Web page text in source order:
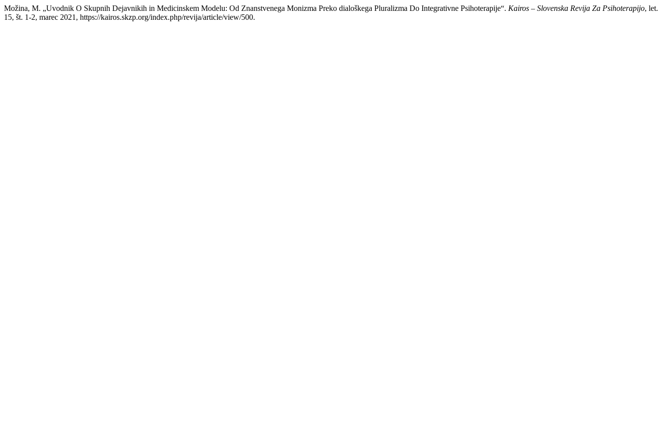
Možina, M. „Uvodnik O Skupnih Dejavnikih in Medicinskem Modelu: Od Znanstvenega Monizma Preko dialoškega Pluralizma Do Integrativne Psihoterapije“. Kairos – Slovenska Revija Za Psihoterapijo, let.
15, št. 1-2, marec 2021, https://kairos.skzp.org/index.php/revija/article/view/500.